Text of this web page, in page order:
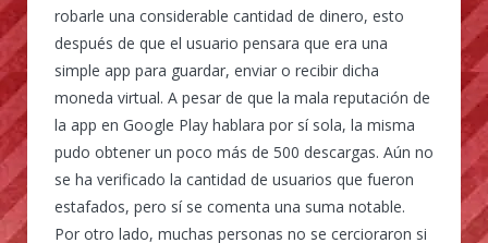
robarle una considerable cantidad de dinero, esto
después de que el usuario pensara que era una
simple app para guardar, enviar o recibir dicha
moneda virtual. A pesar de que la mala reputación de
la app en Google Play hablara por sí sola, la misma
pudo obtener un poco más de 500 descargas. Aún no
se ha verificado la cantidad de usuarios que fueron
estafados, pero sí se comenta una suma notable.
Por otro lado, muchas personas no se cercioraron si